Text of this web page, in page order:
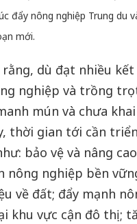
đẩy nông nghiệp Trung du
mới.
rằng, dù đạt nhiều
nghiệp và trồng
mún và chưa
thời gian tới cần
bảo vệ và nâng
nông nghiệp bền
về đất; đẩy mạnh
khu vực cận đô thị;